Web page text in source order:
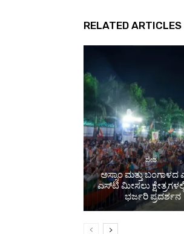
RELATED ARTICLES
ದೇಶ
ಅಸ್ಸಾಂ ಮತ್ತು
ಎಸ್‌ಟಿ ಮೀಸಲು
ಭರ್ಜರಿ ಪ್ರದರ್ಶನ